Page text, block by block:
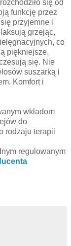
się od
funkcję przez
przyjemne i
grzejąc,
co
piękniejsze,
się. Nie
suszarką i
Komfort i
wkładom
do
rodzaju terapii
regulowanym